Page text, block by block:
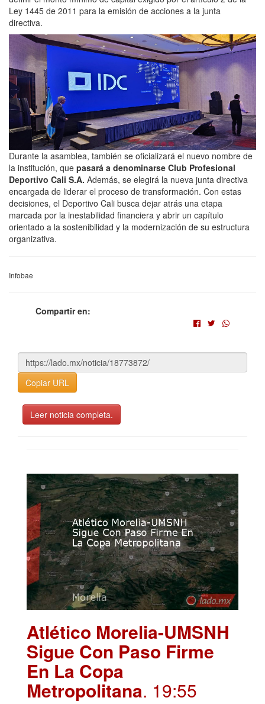
Ley 1445 de 2011 para la emisión de acciones a la junta
directiva.
Durante la asamblea, también se oficializará el nuevo nombre de
la institución, que pasará a denominarse Club Profesional
Deportivo Cali S.A. Además, se elegirá la nueva junta directiva
encargada de liderar el proceso de transformación. Con estas
decisiones, el Deportivo Cali busca dejar atrás una etapa
marcada por la inestabilidad financiera y abrir un capítulo
orientado a la sostenibilidad y la modernización de su estructura
organizativa.
Infobae
Compartir en:
Copiar URL
Leer noticia completa.
Atlético Morelia-UMSNH
Sigue Con Paso Firme
En La Copa
Metropolitana. 19:55